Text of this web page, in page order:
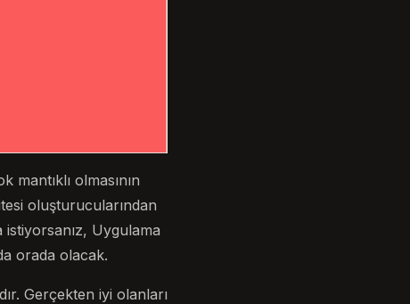
olmasının
oluşturucularından
Uygulama
orada olacak.
Gerçekten iyi olanları